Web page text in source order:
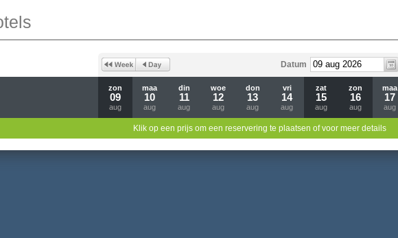
Datum
zon
09
aug
maa
10
aug
din
11
aug
woe
12
aug
don
13
aug
vri
14
aug
zat
15
aug
zon
16
aug
maa
17
aug
Klik op een prijs om een reservering te plaatsen of voor meer details